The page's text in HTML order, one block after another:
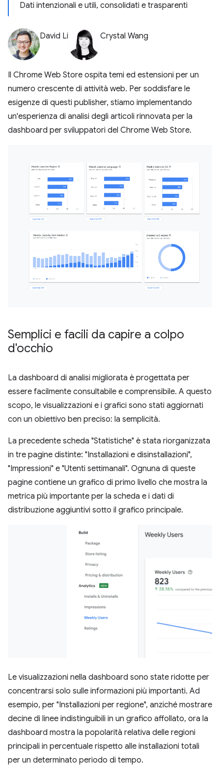
Dati intenzionali e utili, consolidati e trasparenti
David Li Crystal Wang
Il Chrome Web Store ospita temi ed estensioni per un
numero crescente di attività web. Per soddisfare le
esigenze di questi publisher, stiamo implementando
un'esperienza di analisi degli articoli rinnovata per la
dashboard per sviluppatori del Chrome Web Store.
Semplici e facili da capire a colpo
d'occhio
La dashboard di analisi migliorata è progettata per
essere facilmente consultabile e comprensibile. A questo
scopo, le visualizzazioni e i grafici sono stati aggiornati
con un obiettivo ben preciso: la semplicità.
La precedente scheda "Statistiche" è stata riorganizzata
in tre pagine distinte: "Installazioni e disinstallazioni",
"Impressioni" e "Utenti settimanali". Ognuna di queste
pagine contiene un grafico di primo livello che mostra la
metrica più importante per la scheda e i dati di
distribuzione aggiuntivi sotto il grafico principale.
Le visualizzazioni nella dashboard sono state ridotte per
concentrarsi solo sulle informazioni più importanti. Ad
esempio, per "Installazioni per regione", anziché mostrare
decine di linee indistinguibili in un grafico affollato, ora la
dashboard mostra la popolarità relativa delle regioni
principali in percentuale rispetto alle installazioni totali
per un determinato periodo di tempo.